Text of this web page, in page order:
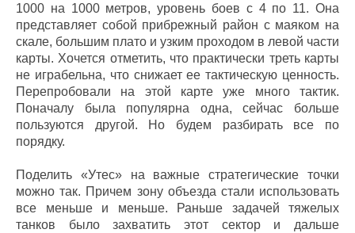
1000 на 1000 метров, уровень боев с 4 по 11. Она
представляет собой прибрежный район с маяком на
скале, большим плато и узким проходом в левой части
карты. Хочется отметить, что практически треть карты
не играбельна, что снижает ее тактическую ценность.
Перепробовали на этой карте уже много тактик.
Поначалу была популярна одна, сейчас больше
пользуются другой. Но будем разбирать все по
порядку.
Поделить «Утес» на важные стратегические точки
можно так. Причем зону объезда стали использовать
все меньше и меньше. Раньше задачей тяжелых
танков было захватить этот сектор и дальше